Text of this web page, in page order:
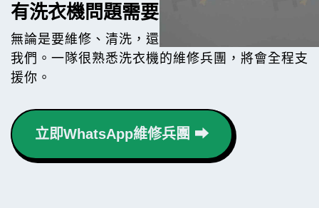
有洗衣機問題需要幫手？
無論是要維修、清洗，還是買機，都歡迎隨時聯絡
我們。一隊很熟悉洗衣機的維修兵團，將會全程支
援你。
立即WhatsApp維修兵團 ⮕